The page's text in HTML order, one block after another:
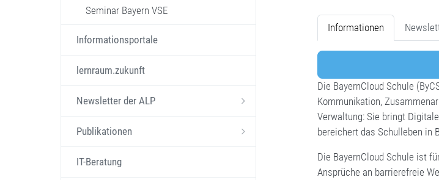
Seminar Bayern VSE
Informationsportale
lernraum.zukunft
Newsletter der ALP
Publikationen
IT-Beratung
Informationen
Die BayernCloud Schule
Kommunikation,
Verwaltung: Sie bringt
bereichert das Schulleben in
Die BayernCloud Schule ist
Ansprüche an barrierefreie